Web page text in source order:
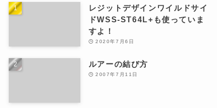
レジットデザインワイルドサイ
ドWSS-ST64L+も使っていま
すよ！
2020年7月6日
ルアーの結び方
2007年7月11日